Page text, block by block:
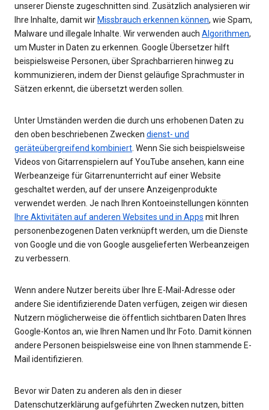
unserer Dienste zugeschnitten sind. Zusätzlich analysieren wir
Ihre Inhalte, damit wir Missbrauch erkennen können, wie Spam,
Malware und illegale Inhalte. Wir verwenden auch Algorithmen,
um Muster in Daten zu erkennen. Google Übersetzer hilft
beispielsweise Personen, über Sprachbarrieren hinweg zu
kommunizieren, indem der Dienst geläufige Sprachmuster in
Sätzen erkennt, die übersetzt werden sollen.
Unter Umständen werden die durch uns erhobenen Daten zu
den oben beschriebenen Zwecken dienst- und
geräteübergreifend kombiniert . Wenn Sie sich beispielsweise
Videos von Gitarrenspielern auf YouTube ansehen, kann eine
Werbeanzeige für Gitarrenunterricht auf einer Website
geschaltet werden, auf der unsere Anzeigenprodukte
verwendet werden. Je nach Ihren Kontoeinstellungen könnten
Ihre Aktivitäten auf anderen Websites und in Apps mit Ihren
personenbezogenen Daten verknüpft werden, um die Dienste
von Google und die von Google ausgelieferten Werbeanzeigen
zu verbessern.
Wenn andere Nutzer bereits über Ihre E-Mail-Adresse oder
andere Sie identifizierende Daten verfügen, zeigen wir diesen
Nutzern möglicherweise die öffentlich sichtbaren Daten Ihres
Google-Kontos an, wie Ihren Namen und Ihr Foto. Damit können
andere Personen beispielsweise eine von Ihnen stammende E-
Mail identifizieren.
Bevor wir Daten zu anderen als den in dieser
Datenschutzerklärung aufgeführten Zwecken nutzen, bitten